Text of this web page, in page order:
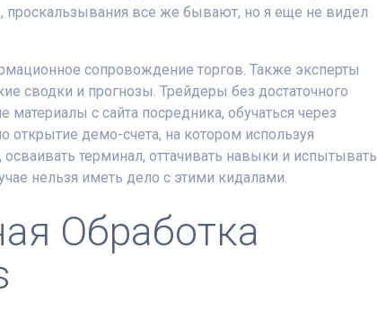
проскальзывания все же бывают, но я еще не видел
сопровождение торгов. Также эксперты
сводки и прогнозы. Трейдеры без достаточного
с сайта посредника, обучаться через
демо-счета, на котором используя
терминал, оттачивать навыки и испытывать
нельзя иметь дело с этими кидалами.
Обработка